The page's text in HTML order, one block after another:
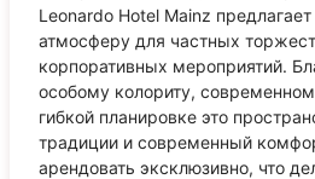
Leonardo Hotel Mainz
атмосферу для частных
корпоративных мероприятий.
особому колориту,
гибкой планировке это
традиции и современный
арендовать эксклюзивно, что